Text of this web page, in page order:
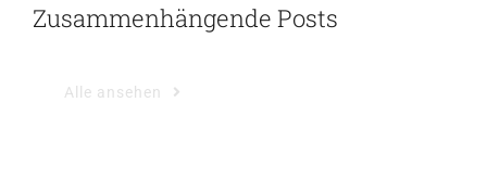
Zusammenhängende Posts
Alle ansehen